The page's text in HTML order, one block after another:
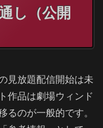
し（公開
見放題配信開始は未
作品は劇場ウィンド
るのが一般的です。